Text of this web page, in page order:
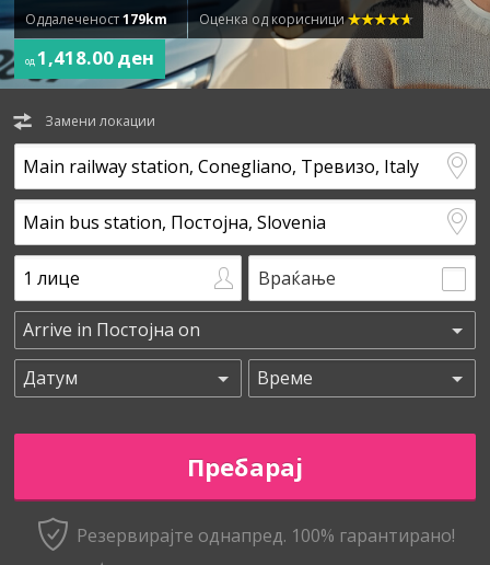
Оддалеченост179km Оценка од корисници
од 1,418.00 ден
Замени локации
Враќање
Резервирајте однапред. 100% гарантирано!